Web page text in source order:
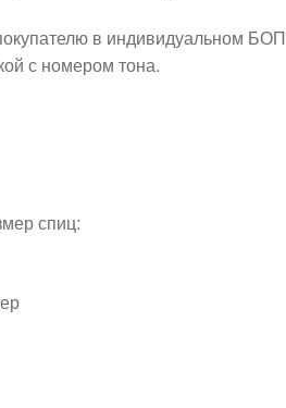
в индивидуальном
с номером тона.
спиц: